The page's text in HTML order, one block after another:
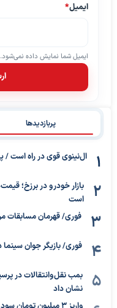
ایمیل*
ایمیل شما نمایش داده نمی‌شود.
پربازدیدها
ال‌نینوی قوی در راه است
بازار خودرو در برزخ؛
است
فوری/ قهرمان مسابقات
فوری/ بازیگر جوان
بمب نقل‌وانتقالات در
نشان داد